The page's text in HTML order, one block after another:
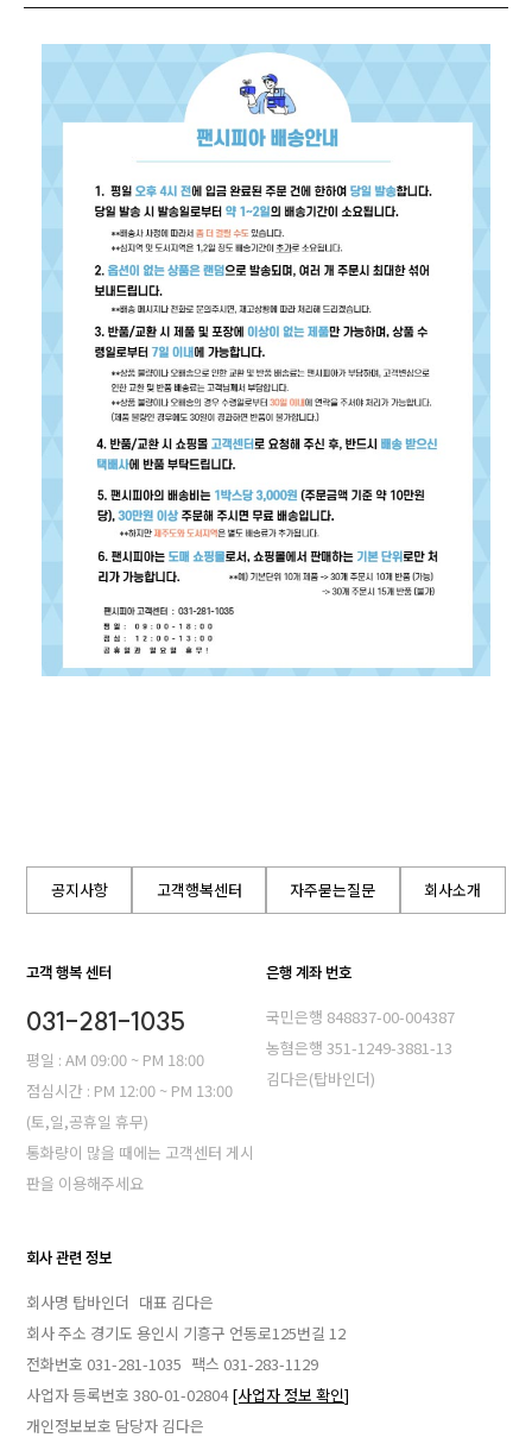
공지사항 고객행복센터 자주묻는질문 회사소개
고객 행복 센터
031-281-1035
평일 : AM 09:00 ~ PM 18:00
점심시간 : PM 12:00 ~ PM 13:00
(토,일,공휴일 휴무)
통화량이 많을 때에는 고객센터 게시
판을 이용해주세요
은행 계좌 번호
국민은행 848837-00-004387
농혐은행 351-1249-3881-13
김다은(탑바인더)
회사 관련 정보
회사명 탑바인더 대표 김다은
회사 주소 경기도 용인시 기흥구 언동로125번길 12
전화번호 031-281-1035 팩스 031-283-1129
사업자 등록번호 380-01-02804[사업자 정보 확인]
개인정보보호 담당자 김다은